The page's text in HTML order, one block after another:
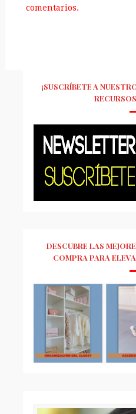
comentarios.
¡SUSCRÍBETE A
DESCUBRE LAS
COMPRA PARA